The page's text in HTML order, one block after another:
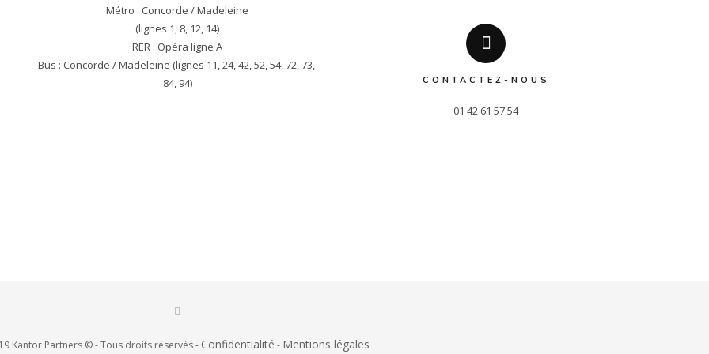
Métro : Concorde / Madeleine
(lignes 1, 8, 12, 14)
RER : Opéra ligne A
Bus : Concorde / Madeleine (lignes 11, 24, 42, 52, 54, 72, 73,
84, 94)
CONTACTEZ-NOUS
01 42 61 57 54
Kantor Partners © - Tous droits réservés - Confidentialité - Mentions légales